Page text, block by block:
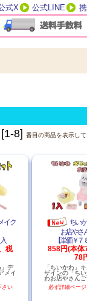
式X 公式LINE
[1-8] 番目の商品を表示して
イク
税
」デ
メイ
さい
ちい
お店やさ
【単価￥
858円(本体
78
「ちいかわ」
ザインの「ち
わお店やさんご
必ず詳細ペー